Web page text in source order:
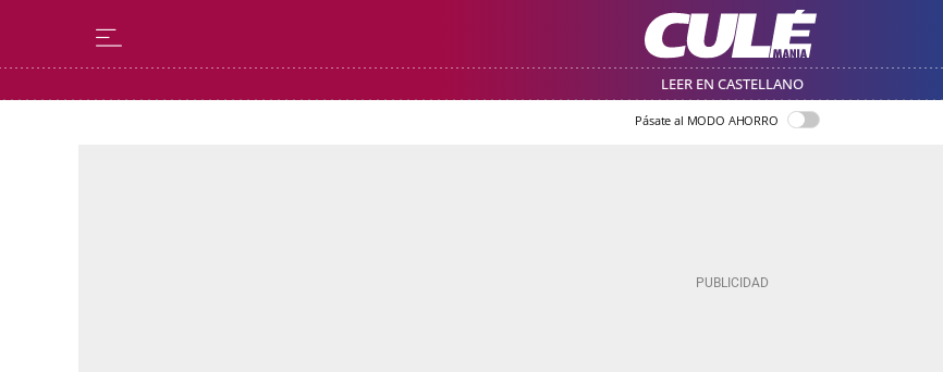
LEER EN CASTELLANO
Pásate al MODO AHORRO